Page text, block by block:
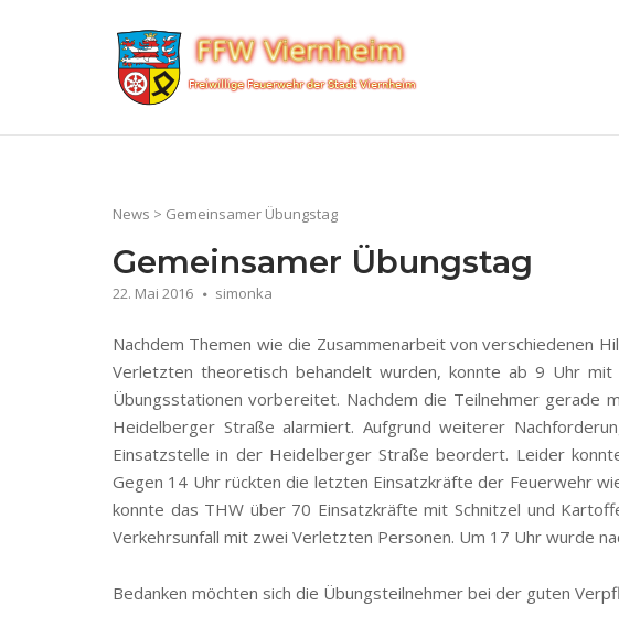
Home
News > Gemeinsamer Übungstag
Gemeinsamer Übungstag
22. Mai 2016 simonka
Nachdem Themen wie die Zusammenarbeit von verschiedenen
Verletzten theoretisch behandelt wurden, konnte ab 9 Uhr
Übungsstationen vorbereitet. Nachdem die Teilnehmer
Heidelberger Straße alarmiert. Aufgrund weiterer
Einsatzstelle in der Heidelberger Straße beordert. Leider
Gegen 14 Uhr rückten die letzten Einsatzkräfte der Feuerwehr
konnte das THW über 70 Einsatzkräfte mit Schnitzel und
Verkehrsunfall mit zwei Verletzten Personen. Um 17 Uhr wurde
Bedanken möchten sich die Übungsteilnehmer bei der guten